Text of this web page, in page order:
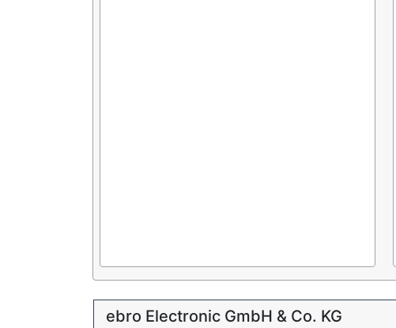
ebro Electronic GmbH & Co. KG